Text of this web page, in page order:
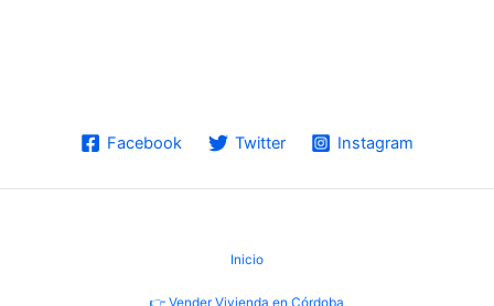
Facebook Twitter Instagram
Inicio
👉 Vender Vivienda en Córdoba